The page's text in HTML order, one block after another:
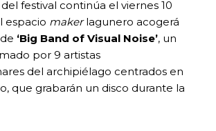
festival continúa el viernes 10
espacio makerlagunero acogerá
‘Big Band of Visual Noise’, un
por 9 artistas
del archipiélago centrados en
que grabarán un disco durante la